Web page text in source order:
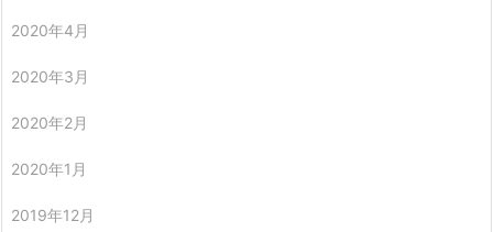
2020年4月
2020年3月
2020年2月
2020年1月
2019年12月